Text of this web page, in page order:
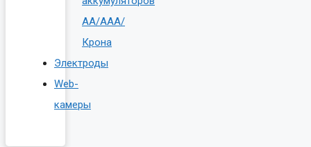
AA/AAA/
Крона
Электроды
Web-
камеры